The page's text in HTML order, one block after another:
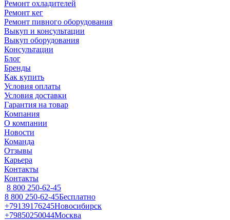
Ремонт охладителей
Ремонт кег
Ремонт пивного оборудования
Выкуп и консультации
Выкуп оборудования
Консультации
Блог
Бренды
Как купить
Условия оплаты
Условия доставки
Гарантия на товар
Компания
О компании
Новости
Команда
Отзывы
Карьера
Контакты
Контакты
8 800 250-62-45
8 800 250-62-45Бесплатно
+79139176245Новосибирск
+79850250044Москва